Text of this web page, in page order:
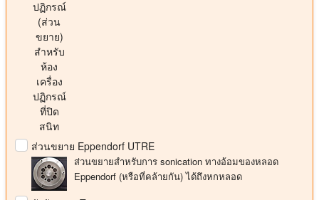
ส่วนขยาย Eppendorf UTRE
ส่วนขยายสําหรับการ sonication ทางอ้อมของหลอด
Eppendorf (หรือที่คล้ายกัน) ได้ถึงหกหลอด